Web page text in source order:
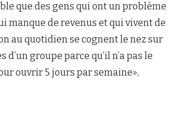
que des gens qui ont un problème
manque de revenus et qui vivent de
au quotidien se cognent le nez sur
d’un groupe parce qu’il n’a pas le
ouvrir 5 jours par semaine»,